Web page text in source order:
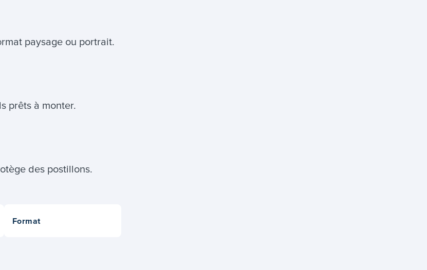
paysage ou portrait.
prêts à monter.
des postillons.
Format